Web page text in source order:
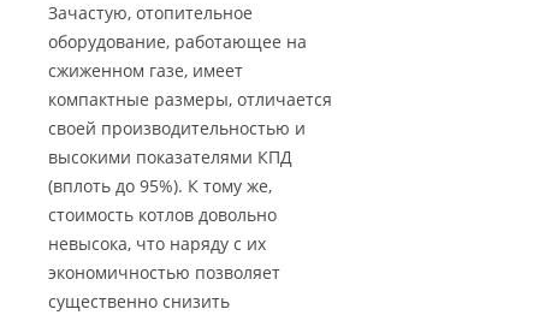
Зачастую, отопительное
оборудование, работающее на
сжиженном газе, имеет
компактные размеры, отличается
своей производительностью и
высокими показателями КПД
(вплоть до 95%). К тому же,
стоимость котлов довольно
невысока, что наряду с их
экономичностью позволяет
существенно снизить